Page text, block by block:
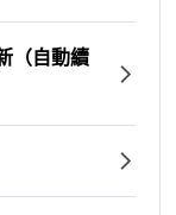
（自動續